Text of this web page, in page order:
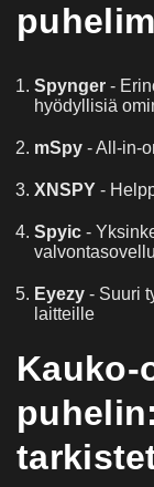
Spynger -
hyödyllisiä
mSpy - All-in-
XNSPY -
Spyic -
Eyezy - Suuri
laitteille
Kauko-